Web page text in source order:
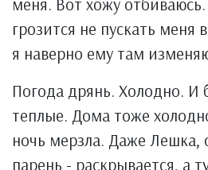
грозится не пускать меня
я наверно ему там
Погода дрянь. Холодно. И
теплые. Дома тоже
ночь мерзла. Даже Лешка,
парень - раскрывается, а